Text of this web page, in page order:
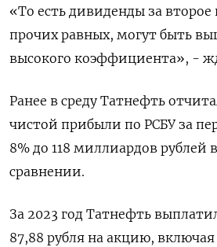
«То есть дивиденды за второе
прочих равных, могут быть
высокого коэффициента», -
Ранее в среду Татнефть
чистой прибыли по РСБУ за
8% до 118 миллиардов рублей
сравнении.
За 2023 год Татнефть
87,88 рубля на акцию, включая